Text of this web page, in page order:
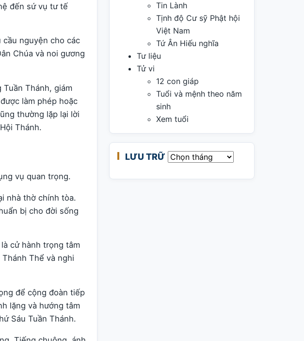
đến sứ vụ tư tế
cầu nguyện cho các
Chúa và noi gương
Thánh, giám
làm phép hoặc
thường lặp lại lời
Thánh.
vụ quan trọng.
nhà thờ chính tòa.
bị cho đời sống
cử hành trọng tâm
Thể và nghi
để cộng đoàn tiếp
lặng và hướng tâm
Sáu Tuần Thánh.
Tin Lành
Tịnh độ Cư sỹ Phật hội
Việt Nam
Tứ Ân Hiếu nghĩa
Tư liệu
Tử vi
12 con giáp
Tuổi và mệnh theo năm
sinh
Xem tuổi
LƯU TRỮ Lưu trữ